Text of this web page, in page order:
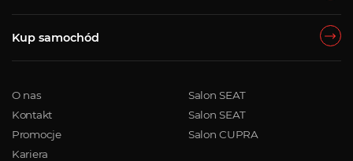
Kup samochód
O nas
Kontakt
Promocje
Kariera
Salon SEAT
Salon SEAT
Salon CUPRA